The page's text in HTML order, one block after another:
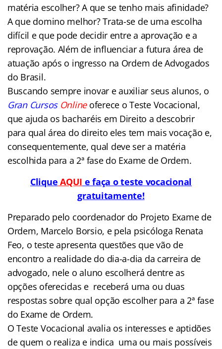
matéria escolher? A que se tenho mais afinidade?
A que domino melhor? Trata-se de uma escolha
difícil e que pode decidir entre a aprovação e a
reprovação. Além de influenciar a futura área de
atuação após o ingresso na Ordem de Advogados
do Brasil.
Buscando sempre inovar e auxiliar seus alunos, o
Gran Cursos Onlineoferece o Teste Vocacional,
que ajuda os bacharéis em Direito a descobrir
para qual área do direito eles tem mais vocação e,
consequentemente, qual deve ser a matéria
escolhida para a 2ª fase do Exame de Ordem.
Clique AQUI e faça o teste vocacional
gratuitamente!
Preparado pelo coordenador do Projeto Exame de
Ordem, Marcelo Borsio, e pela psicóloga Renata
Feo, o teste apresenta questões que vão de
encontro a realidade do dia-a-dia da carreira de
advogado, nele o aluno escolherá dentre as
opções oferecidas e receberá uma ou duas
respostas sobre qual opção escolher para a 2ª fase
do Exame de Ordem.
O Teste Vocacional avalia os interesses e aptidões
de quem o realiza e indica uma ou mais possíveis